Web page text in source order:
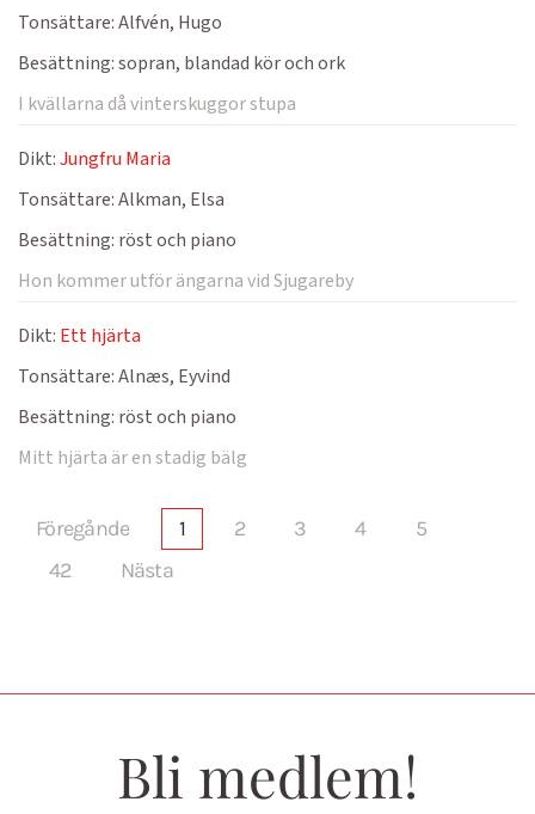
Tonsättare:Alfvén, Hugo
Besättning:sopran, blandad kör och ork
I kvällarna då vinterskuggor stupa
Dikt:Jungfru Maria
Tonsättare:Alkman, Elsa
Besättning: röst och piano
Hon kommer utför ängarna vid Sjugareby
Dikt: Ett hjärta
Tonsättare:Alnæs, Eyvind
Besättning: röst och piano
Mitt hjärta är en stadig bälg
Föregånde 1 2 3 4
5
42
Nästa
Bli medlem!